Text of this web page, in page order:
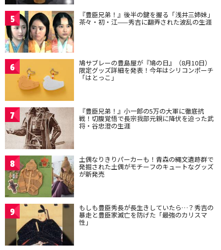
5 『豊臣兄弟！』後半の鍵を握る「浅井三姉妹」
茶々・初・江——秀吉に翻弄された波乱の生涯
6 鳩サブレーの豊島屋が『鳩の日』（8月10日）
限定グッズ詳細を発表！今年はシリコンポーチ
「はとっこ」
7 『豊臣兄弟！』小一郎の5万の大軍に徹底抗
戦！切腹覚悟で長宗我部元親に降伏を迫った武
将・谷忠澄の生涯
8 土偶なりきりパーカーも！青森の縄文遺跡群で
発掘された土偶がモチーフのキュートなグッズ
が新発売
9 もしも豊臣秀長が長生きしていたら…？秀吉の
暴走と豊臣家滅亡を防げた「最強のカリスマ
性」